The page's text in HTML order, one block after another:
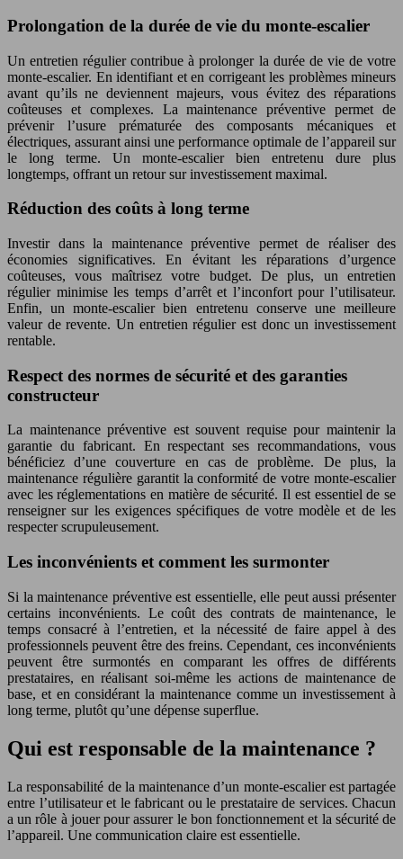
Prolongation de la durée de vie du monte-escalier
Un entretien régulier contribue à prolonger la durée de vie de votre
monte-escalier. En identifiant et en corrigeant les problèmes mineurs
avant qu’ils ne deviennent majeurs, vous évitez des réparations
coûteuses et complexes. La maintenance préventive permet de
prévenir l’usure prématurée des composants mécaniques et
électriques, assurant ainsi une performance optimale de l’appareil sur
le long terme. Un monte-escalier bien entretenu dure plus
longtemps, offrant un retour sur investissement maximal.
Réduction des coûts à long terme
Investir dans la maintenance préventive permet de réaliser des
économies significatives. En évitant les réparations d’urgence
coûteuses, vous maîtrisez votre budget. De plus, un entretien
régulier minimise les temps d’arrêt et l’inconfort pour l’utilisateur.
Enfin, un monte-escalier bien entretenu conserve une meilleure
valeur de revente. Un entretien régulier est donc un investissement
rentable.
Respect des normes de sécurité et des garanties
constructeur
La maintenance préventive est souvent requise pour maintenir la
garantie du fabricant. En respectant ses recommandations, vous
bénéficiez d’une couverture en cas de problème. De plus, la
maintenance régulière garantit la conformité de votre monte-escalier
avec les réglementations en matière de sécurité. Il est essentiel de se
renseigner sur les exigences spécifiques de votre modèle et de les
respecter scrupuleusement.
Les inconvénients et comment les surmonter
Si la maintenance préventive est essentielle, elle peut aussi présenter
certains inconvénients. Le coût des contrats de maintenance, le
temps consacré à l’entretien, et la nécessité de faire appel à des
professionnels peuvent être des freins. Cependant, ces inconvénients
peuvent être surmontés en comparant les offres de différents
prestataires, en réalisant soi-même les actions de maintenance de
base, et en considérant la maintenance comme un investissement à
long terme, plutôt qu’une dépense superflue.
Qui est responsable de la maintenance ?
La responsabilité de la maintenance d’un monte-escalier est partagée
entre l’utilisateur et le fabricant ou le prestataire de services. Chacun
a un rôle à jouer pour assurer le bon fonctionnement et la sécurité de
l’appareil. Une communication claire est essentielle.